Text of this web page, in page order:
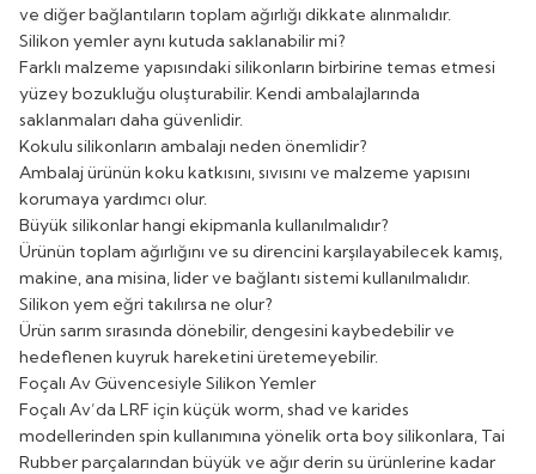
ve diğer bağlantıların toplam ağırlığı dikkate alınmalıdır.
Silikon yemler aynı kutuda saklanabilir mi?
Farklı malzeme yapısındaki silikonların birbirine temas etmesi
yüzey bozukluğu oluşturabilir. Kendi ambalajlarında
saklanmaları daha güvenlidir.
Kokulu silikonların ambalajı neden önemlidir?
Ambalaj ürünün koku katkısını, sıvısını ve malzeme yapısını
korumaya yardımcı olur.
Büyük silikonlar hangi ekipmanla kullanılmalıdır?
Ürünün toplam ağırlığını ve su direncini karşılayabilecek kamış,
makine, ana misina, lider ve bağlantı sistemi kullanılmalıdır.
Silikon yem eğri takılırsa ne olur?
Ürün sarım sırasında dönebilir, dengesini kaybedebilir ve
hedeflenen kuyruk hareketini üretemeyebilir.
Foçalı Av Güvencesiyle Silikon Yemler
Foçalı Av’da LRF için küçük worm, shad ve karides
modellerinden spin kullanımına yönelik orta boy silikonlara, Tai
Rubber parçalarından büyük ve ağır derin su ürünlerine kadar